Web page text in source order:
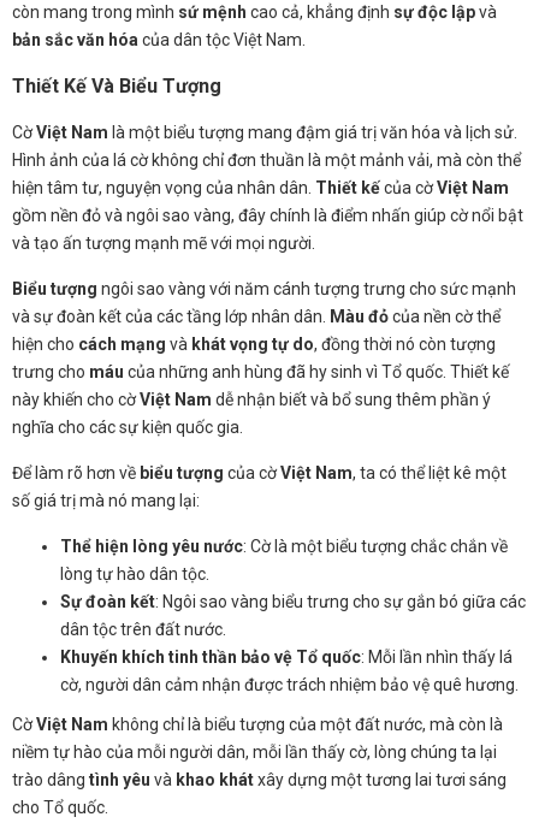
còn mang trong mình sứ mệnh cao cả, khẳng định sự độc lậpvà
bản sắc văn hóa của dân tộc Việt Nam.
Thiết Kế Và Biểu Tượng
CờViệt Nam là một biểu tượng mang đậm giá trị văn hóa và lịch sử.
Hình ảnh của lá cờ không chỉ đơn thuần là một mảnh vải, mà còn thể
hiện tâm tư, nguyện vọng của nhân dân. Thiết kếcủa cờViệt Nam
gồm nền đỏ và ngôi sao vàng, đây chính là điểm nhấn giúp cờ nổi bật
và tạo ấn tượng mạnh mẽ với mọi người.
Biểu tượng ngôi sao vàng với năm cánh tượng trưng cho sức mạnh
và sự đoàn kết của các tầng lớp nhân dân.
Màu đỏcủa nền cờ thể
hiện cho cách mạng và khát vọng tự do, đồng thời nó còn tượng
trưng cho máu của những anh hùng đã hy sinh vì Tổ quốc. Thiết kế
này khiến cho cờViệt Nam dễ nhận biết và bổ sung thêm phần ý
nghĩa cho các sự kiện quốc gia.
Để làm rõ hơn về biểu tượng của cờViệt Nam, ta có thể liệt kê một
số giá trị mà nó mang lại:
Thể hiện lòng yêu nước: Cờ là một biểu tượng chắc chắn về
lòng tự hào dân tộc.
Sự đoàn kết: Ngôi sao vàng biểu trưng cho sự gắn bó giữa các
dân tộc trên đất nước.
Khuyến khích tinh thần bảo vệ Tổ quốc: Mỗi lần nhìn thấy lá
cờ, người dân cảm nhận được trách nhiệm bảo vệ quê hương.
CờViệt Nam không chỉ là biểu tượng của một đất nước, mà còn là
niềm tự hào của mỗi người dân, mỗi lần thấy cờ, lòng chúng ta lại
trào dâng tình yêu và khao khátxây dựng một tương lai tươi sáng
cho Tổ quốc.